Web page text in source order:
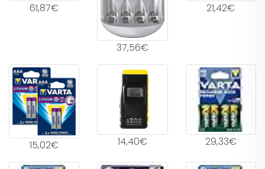
61,87€
37,56€
21,42€
15,02€ 14,40€ 29,33€